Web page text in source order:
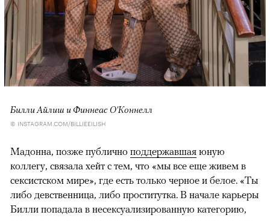
Билли Айлиш и Финнеас О'Коннелл
© INSTAGRAM.COM/BILLIEEILISH
Мадонна, позже публично поддержавшая юную
коллегу, связала хейт с тем, что «мы все еще живем в
сексистском мире», где есть только черное и белое. «Ты
либо девственница, либо проститутка. В начале карьеры
Билли попадала в несексуализированную категорию,